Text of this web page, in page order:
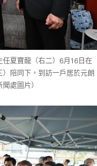
夏寶龍（右二）6月16日在
陪同下，到訪一戶居於元朗
處圖片）